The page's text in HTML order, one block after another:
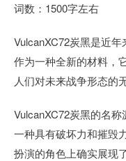
词数：1500字左右
VulcanXC72炭黑是近年
作为一种全新的材料，
人们对未来战争形态的
VulcanXC72炭黑的名
一种具有破坏力和摧毁
扮演的角色上确实展现